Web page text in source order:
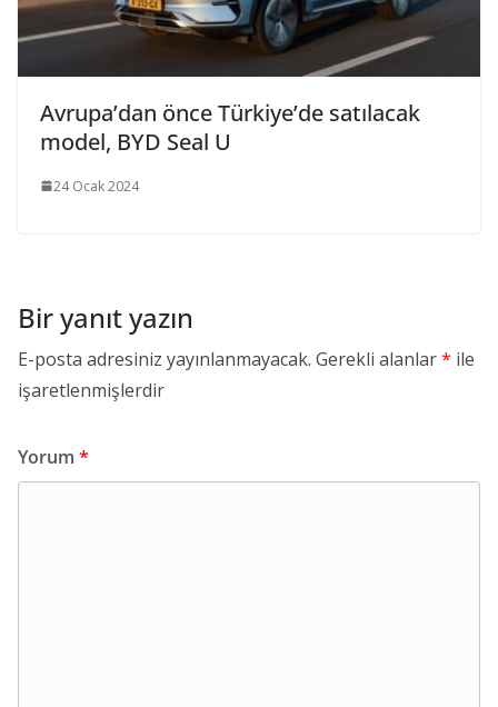
Avrupa’dan önce Türkiye’de satılacak
model, BYD Seal U
24 Ocak 2024
Bir yanıt yazın
E-posta adresiniz yayınlanmayacak. Gerekli alanlar* ile
işaretlenmişlerdir
Yorum *